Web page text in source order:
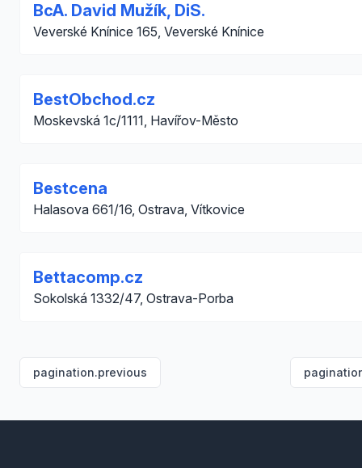
BcA. David Mužík, DiS.
Veverské Knínice 165, Veverské Knínice
BestObchod.cz
Moskevská 1c/1111, Havířov-Město
Bestcena
Halasova 661/16, Ostrava, Vítkovice
Bettacomp.cz
Sokolská 1332/47, Ostrava-Porba
pagination.previous